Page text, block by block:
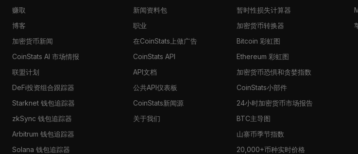
赚取
博客
加密货币新闻
CoinStats AI 市场情报
联盟计划
DeFi投资组合跟踪器
Starknet 钱包追踪器
zkSync 钱包追踪器
Arbitrum 钱包追踪器
Solana 钱包追踪器
新闻资料包
职业
在CoinStats上做广告
CoinStats API
API文档
公共API仪表板
CoinStats新闻源
关于我们
暂时性损失计算器
加密货币转换器
Bitcoin 彩虹图
Ethereum 彩虹图
加密货币恐惧和贪婪指数
CoinStats小部件
24小时加密货币市场报告
BTC主导图
山寨币季节指数
20,000+币种实时价格